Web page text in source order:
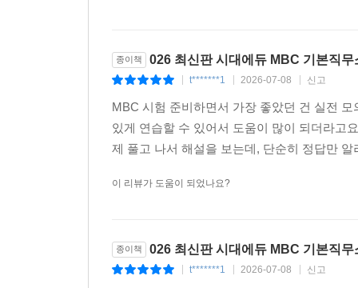
종이책 026 최신판 시대에듀 MBC 기본직
t*******1 2026-07-08 신고
MBC 시험 준비하면서 가장 좋았던 건 실전
있게 연습할 수 있어서 도움이 많이 되더라고
제 풀고 나서 해설을 보는데, 단순히 정답만
이 리뷰가 도움이 되었나요?
종이책 026 최신판 시대에듀 MBC 기본직
t*******1 2026-07-08 신고